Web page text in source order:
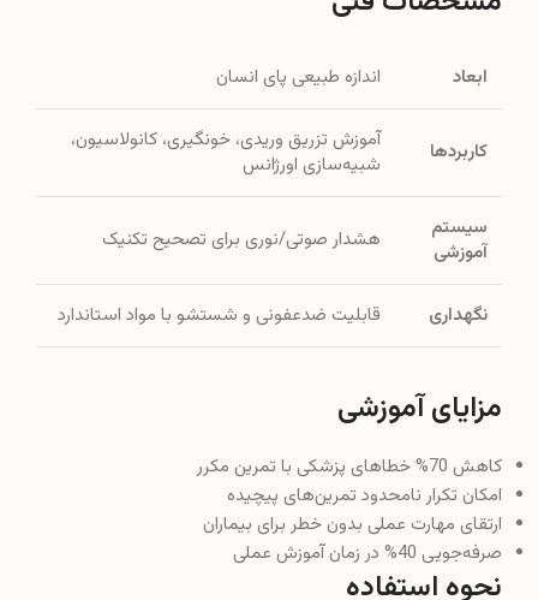
ابعاد اندازه طبیعی پای انسان
کاربردها
آموزش تزریق وریدی، خونگیری، کانولاسیون،
شبیه‌سازی اورژانس
سیستم
آموزشی
هشدار صوتی/نوری برای تصحیح تکنیک
نگهداری قابلیت ضدعفونی و شستشو با مواد استاندارد
مزایای آموزشی
کاهش 70% خطاهای پزشکی با تمرین مکرر
امکان تکرار نامحدود تمرین‌های پیچیده
ارتقای مهارت عملی بدون خطر برای بیماران
صرفه‌جویی 40% در زمان آموزش عملی
نحوه استفاده